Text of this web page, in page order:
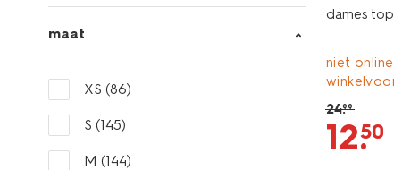
maat
XS (86)
S (145)
M (144)
dames
niet
24.99
12.
50